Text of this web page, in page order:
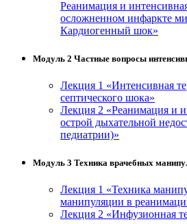
Реанимация и
осложненном инфаркте
Кардиогенный шок»
Модуль 2 Частные вопросы
Лекция 1 «Интенсивная
септического шока»
Лекция 2 «Реанимация и
острой дыхательной
педиатрии)»
Модуль 3 Техника врачебных
Лекция 1 «Техника
манипуляции в
Лекция 2 «Инфузионная